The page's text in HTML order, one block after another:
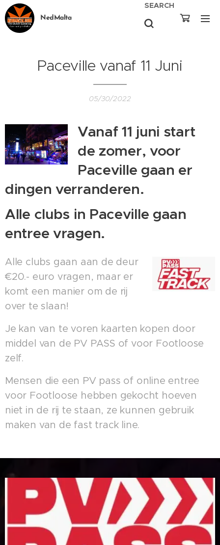
NedMalta
SEARCH
Paceville vanaf 11 Juni
05/30/2022
Vanaf 11 juni start
de zomer, voor
Paceville gaan er
dingen verranderen.
Alle clubs in Paceville gaan
entree vragen.
Alle clubs gaan aan de deur
€20.- euro vragen, maar er
komt een manier om de rij
over te slaan!
Je kan van te voren kaarten kopen door
middel van de PV PASS of voor Footloose
zelf.
Mensen die een PV pass of online entree
voor Footloose hebben gekocht hoeven
niet in de rij te staan, ze kunnen gebruik
maken van de fast track line.